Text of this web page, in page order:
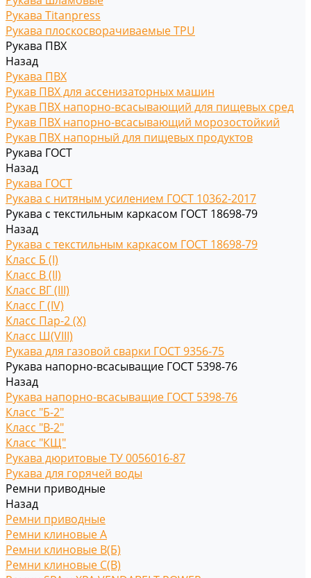
Рукава Titanpress
Рукава плоскосворачиваемые TPU
Рукава ПВХ
Назад
Рукава ПВХ
Рукав ПВХ для ассенизаторных машин
Рукав ПВХ напорно-всасывающий для пищевых сред
Рукав ПВХ напорно-всасывающий морозостойкий
Рукав ПВХ напорный для пищевых продуктов
Рукава ГОСТ
Назад
Рукава ГОСТ
Рукава с нитяным усилением ГОСТ 10362-2017
Рукава с текстильным каркасом ГОСТ 18698-79
Назад
Рукава с текстильным каркасом ГОСТ 18698-79
Класс Б (I)
Класс В (II)
Класс ВГ (III)
Класс Г (IV)
Класс Пар-2 (X)
Класс Ш(VIII)
Рукава для газовой сварки ГОСТ 9356-75
Рукава напорно-всасыващие ГОСТ 5398-76
Назад
Рукава напорно-всасыващие ГОСТ 5398-76
Класс "Б-2"
Класс "В-2"
Класс "КЩ"
Рукава дюритовые ТУ 0056016-87
Рукава для горячей воды
Ремни приводные
Назад
Ремни приводные
Ремни клиновые A
Ремни клиновые В(Б)
Ремни клиновые С(B)